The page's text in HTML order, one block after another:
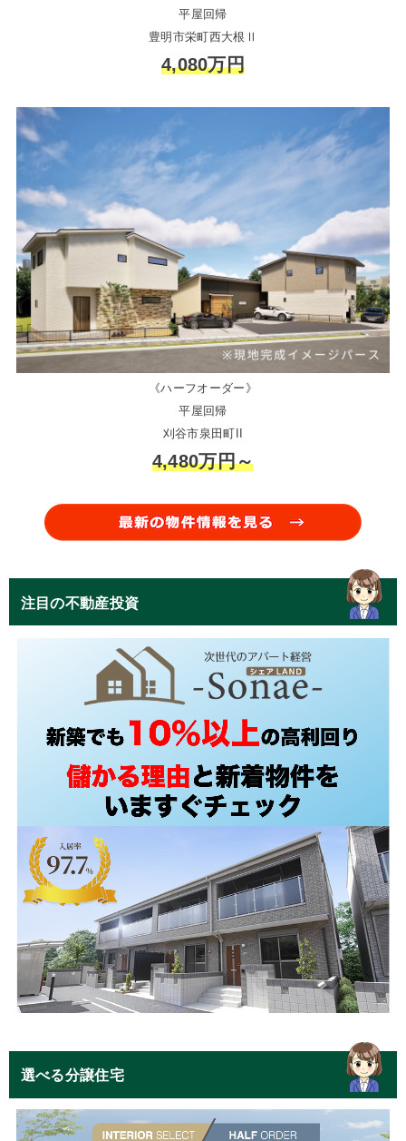
平屋回帰
豊明市栄町西大根Ⅱ
4,080万円
《ハーフオーダー》
平屋回帰
刈谷市泉田町II
4,480万円～
注目の不動産投資
選べる分譲住宅